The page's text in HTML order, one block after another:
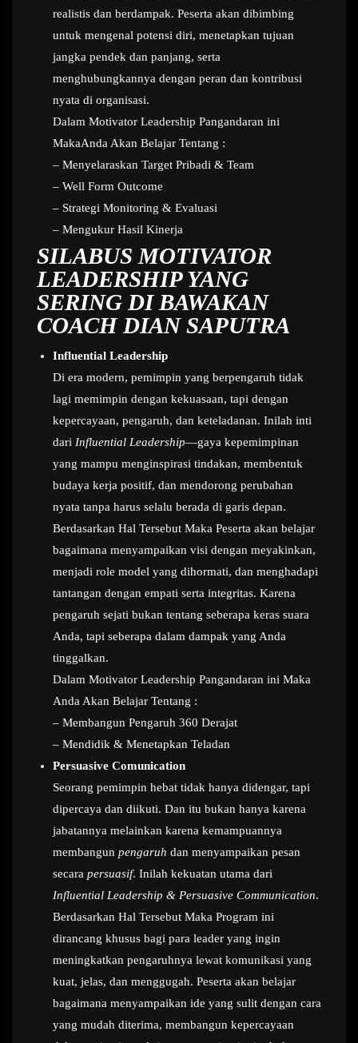
realistis dan berdampak. Peserta akan dibimbing
untuk mengenal potensi diri, menetapkan tujuan
jangka pendek dan panjang, serta
menghubungkannya dengan peran dan kontribusi
nyata di organisasi.
Dalam Motivator Leadership Pangandaran ini
MakaAnda Akan Belajar Tentang :
– Menyelaraskan Target Pribadi & Team
– Well Form Outcome
– Strategi Monitoring & Evaluasi
– Mengukur Hasil Kinerja
SILABUS MOTIVATOR
LEADERSHIP YANG
SERING DI BAWAKAN
COACH DIAN SAPUTRA
Influential Leadership
Di era modern, pemimpin yang berpengaruh tidak
lagi memimpin dengan kekuasaan, tapi dengan
kepercayaan, pengaruh, dan keteladanan. Inilah inti
dari Influential Leadership—gaya kepemimpinan
yang mampu menginspirasi tindakan, membentuk
budaya kerja positif, dan mendorong perubahan
nyata tanpa harus selalu berada di garis depan.
Berdasarkan Hal Tersebut Maka Peserta akan belajar
bagaimana menyampaikan visi dengan meyakinkan,
menjadi role model yang dihormati, dan menghadapi
tantangan dengan empati serta integritas. Karena
pengaruh sejati bukan tentang seberapa keras suara
Anda, tapi seberapa dalam dampak yang Anda
tinggalkan.
Dalam Motivator Leadership Pangandaran ini Maka
Anda Akan Belajar Tentang :
– Membangun Pengaruh 360 Derajat
– Mendidik & Menetapkan Teladan
Persuasive Comunication
Seorang pemimpin hebat tidak hanya didengar, tapi
dipercaya dan diikuti. Dan itu bukan hanya karena
jabatannya melainkan karena kemampuannya
membangun pengaruh dan menyampaikan pesan
secara persuasif. Inilah kekuatan utama dari
Influential Leadership & Persuasive Communication.
Berdasarkan Hal Tersebut Maka Program ini
dirancang khusus bagi para leader yang ingin
meningkatkan pengaruhnya lewat komunikasi yang
kuat, jelas, dan menggugah. Peserta akan belajar
bagaimana menyampaikan ide yang sulit dengan cara
yang mudah diterima, membangun kepercayaan